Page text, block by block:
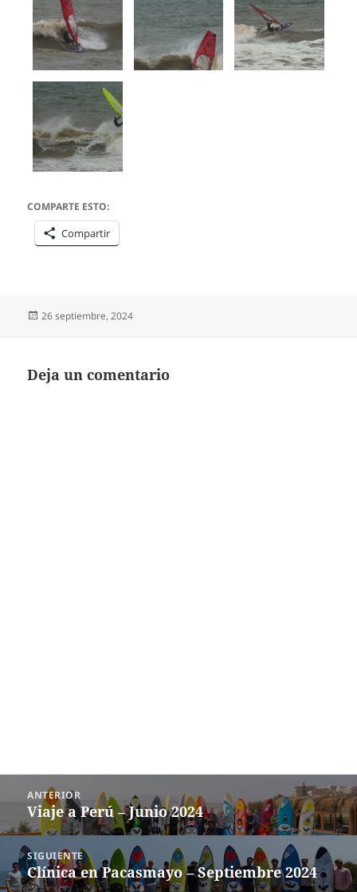
COMPARTE ESTO:
Compartir
Publicado
26 septiembre, 2024
Deja un comentario
Navegación
de
entradas
ANTERIOR
Entrada
anterior:
Viaje a Perú – Junio 2024
SIGUIENTE
Entrada
Clínica en Pacasmayo – Septiembre 2024